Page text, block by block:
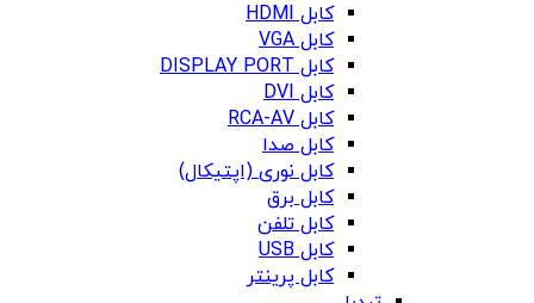
کابل HDMI
کابل VGA
کابل DISPLAY PORT
کابل DVI
کابل RCA-AV
کابل صدا
کابل نوری (اپتیکال)
کابل برق
کابل تلفن
کابل USB
کابل پرینتر